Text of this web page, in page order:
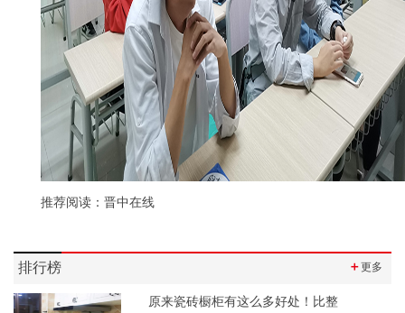
推荐阅读： 晋中在线
排行榜 ＋更多
原来瓷砖橱柜有这么多好处！比整